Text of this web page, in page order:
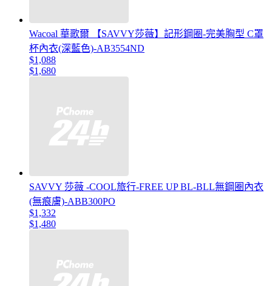
Wacoal 華歌爾 【SAVVY莎薇】記形鋼圈-完美胸型 C罩
杯內衣(深藍色)-AB3554ND
$1,088
$1,680
SAVVY 莎薇 -COOL旅行-FREE UP BL-BLL無鋼圈內衣
(無痕膚)-ABB300PO
$1,332
$1,480